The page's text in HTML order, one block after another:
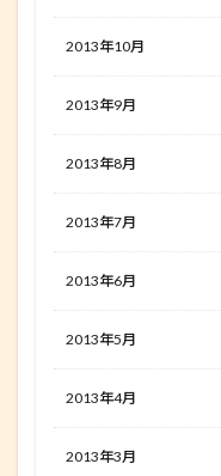
2013年10月
2013年9月
2013年8月
2013年7月
2013年6月
2013年5月
2013年4月
2013年3月